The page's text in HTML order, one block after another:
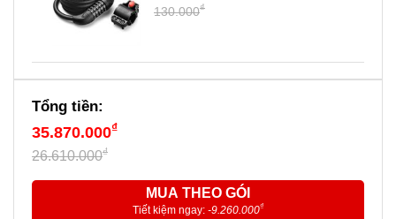
130.000₫
Tổng tiền:
35.870.000₫
26.610.000₫
MUA THEO GÓI
Tiết kiệm ngay: -9.260.000₫